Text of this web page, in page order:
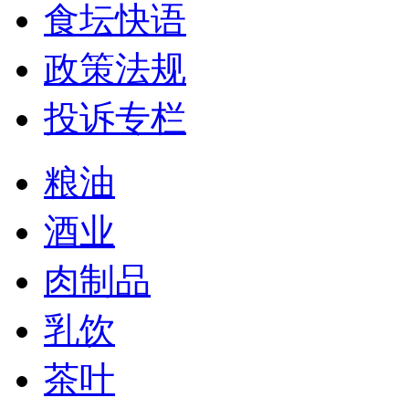
食坛快语
政策法规
投诉专栏
粮油
酒业
肉制品
乳饮
茶叶